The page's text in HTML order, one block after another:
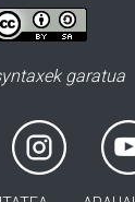
garatua